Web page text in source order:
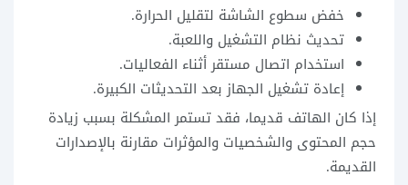
خفض سطوع الشاشة لتقليل الحرارة.
تحديث نظام التشغيل واللعبة.
استخدام اتصال مستقر أثناء الفعاليات.
إعادة تشغيل الجهاز بعد التحديثات الكبيرة.
إذا كان الهاتف قديما، فقد تستمر المشكلة بسبب زيادة
حجم المحتوى والشخصيات والمؤثرات مقارنة بالإصدارات
القديمة.